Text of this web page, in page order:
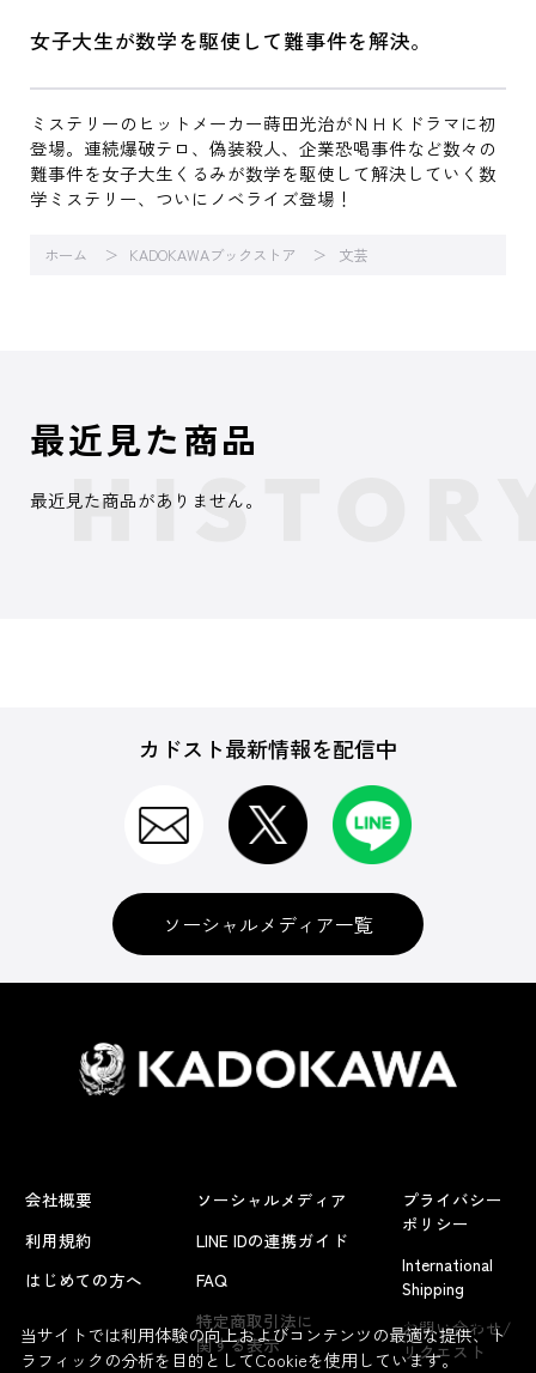
女子大生が数学を駆使して難事件を解決。
ミステリーのヒットメーカー蒔田光治がＮＨＫドラマに初
登場。連続爆破テロ、偽装殺人、企業恐喝事件など数々の
難事件を女子大生くるみが数学を駆使して解決していく数
学ミステリー、ついにノベライズ登場！
ホーム KADOKAWAブックストア 文芸
よくあるお問い合わせ
最近見た商品
最近見た商品がありません。
カドスト最新情報を配信中
ソーシャルメディア一覧
会社概要
利用規約
はじめての方へ
ソーシャルメディア
LINE IDの連携ガイド
FAQ
特定商取引法に
関する表示
プライバシー
ポリシー
International
Shipping
お問い合わせ/
リクエスト
当サイトでは利用体験の向上およびコンテンツの最適な提供、ト
ラフィックの分析を目的としてCookieを使用しています。